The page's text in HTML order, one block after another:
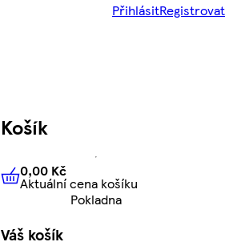
PřihlásitRegistrovat
Košík
0,00 KčAktuální cena košíku
0,00 Kč
Aktuální cena košíku
Pokladna
Váš košík